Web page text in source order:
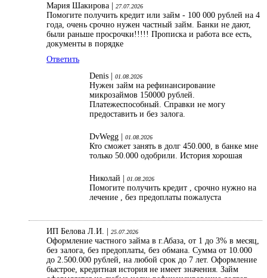
Мария Шакирова | 27.07.2026
Помогите получить кредит или займ - 100 000 рублей на 4
года, очень срочно нужен частный займ. Банки не дают,
были раньше просрочки!!!!! Прописка и работа все есть,
документы в порядке
Ответить
Denis |
01.08.2026
Нужен займ на рефинансирование
микрозаймов 150000 рублей.
Платежеспособный. Справки не могу
предоставить и без залога.
DvWegg | 01.08.2026
Кто сможет занять в долг 450.000, в банке мне
только 50.000 одобрили. История хорошая
Николай | 01.08.2026
Помогите получить кредит , срочно нужно на
лечение , без предоплаты пожалуста
ИП Белова Л.И. | 25.07.2026
Оформление частного займа в г.Абаза, от 1 до 3% в месяц,
без залога, без предоплаты, без обмана. Сумма от 10.000
до 2.500.000 рублей, на любой срок до 7 лет. Оформление
быстрое, кредитная история не имеет значения. Займ